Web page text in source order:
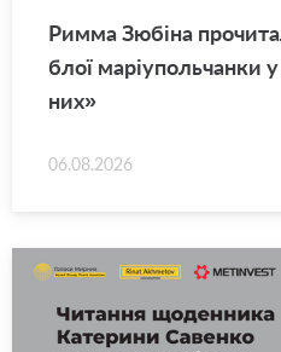
Римма Зю­бі­на
блої ма­рі­у­поль­чан­ки
них»
06.08.2026